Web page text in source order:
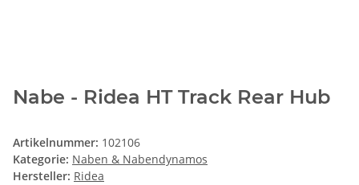
Nabe - Ridea HT Track Rear Hub
Artikelnummer: 102106
Kategorie: Naben & Nabendynamos
Hersteller: Ridea